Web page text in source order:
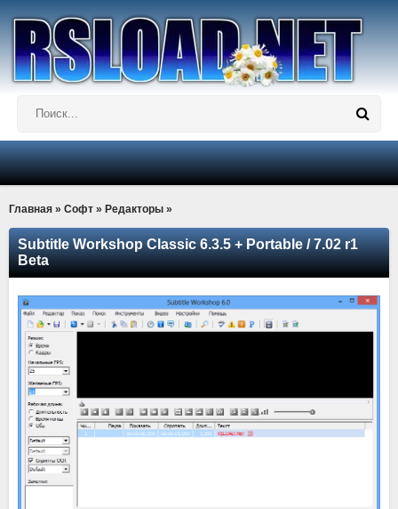
Главная » Софт » Редакторы »
Subtitle Workshop Classic 6.3.5 + Portable / 7.02 r1
Beta